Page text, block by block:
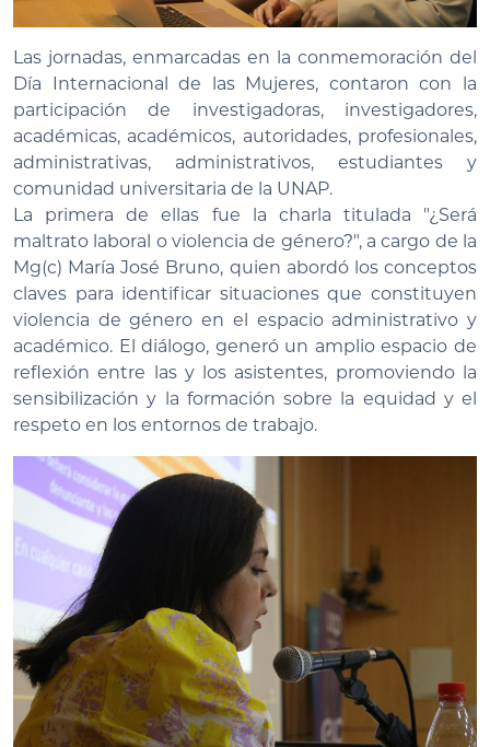
Las jornadas, enmarcadas en la conmemoración del
Día Internacional de las Mujeres, contaron con la
participación de investigadoras, investigadores,
académicas, académicos, autoridades, profesionales,
administrativas, administrativos, estudiantes y
comunidad universitaria de la UNAP.
La primera de ellas fue la charla titulada "¿Será
maltrato laboral o violencia de género?", a cargo de la
Mg(c) María José Bruno, quien abordó los conceptos
claves para identificar situaciones que constituyen
violencia de género en el espacio administrativo y
académico. El diálogo, generó un amplio espacio de
reflexión entre las y los asistentes, promoviendo la
sensibilización y la formación sobre la equidad y el
respeto en los entornos de trabajo.